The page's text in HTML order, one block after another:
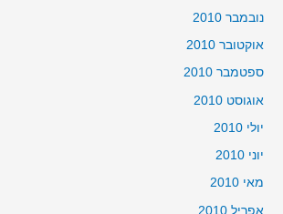
נובמבר 2010
אוקטובר 2010
ספטמבר 2010
אוגוסט 2010
יולי 2010
יוני 2010
מאי 2010
אפריל 2010